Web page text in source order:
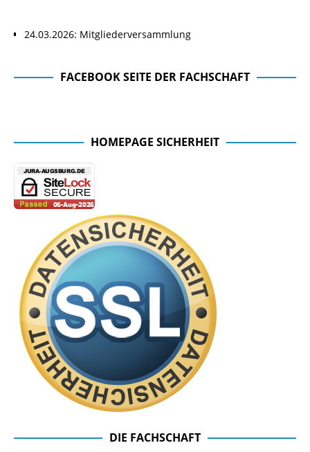
24.03.2026: Mitgliederversammlung
FACEBOOK SEITE DER FACHSCHAFT
HOMEPAGE SICHERHEIT
DIE FACHSCHAFT